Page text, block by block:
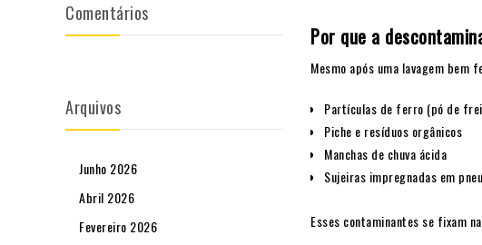
Por que a
Mesmo após uma lavagem
Partículas de ferro (pó de
Piche e resíduos orgânicos
Manchas de chuva ácida
Sujeiras impregnadas em
Esses contaminantes se fixam
Comentários
Arquivos
Junho 2026
Abril 2026
Fevereiro 2026